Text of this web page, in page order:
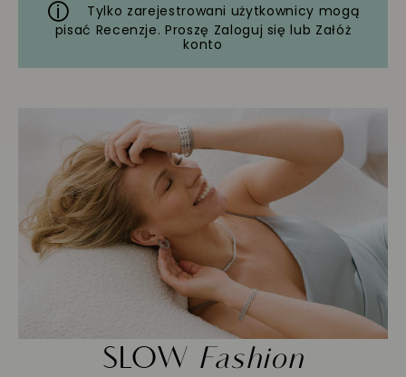
Tylko zarejestrowani użytkownicy mogą
pisać Recenzje. Proszę Zaloguj się lub Załóż
konto
SLOW Fashion